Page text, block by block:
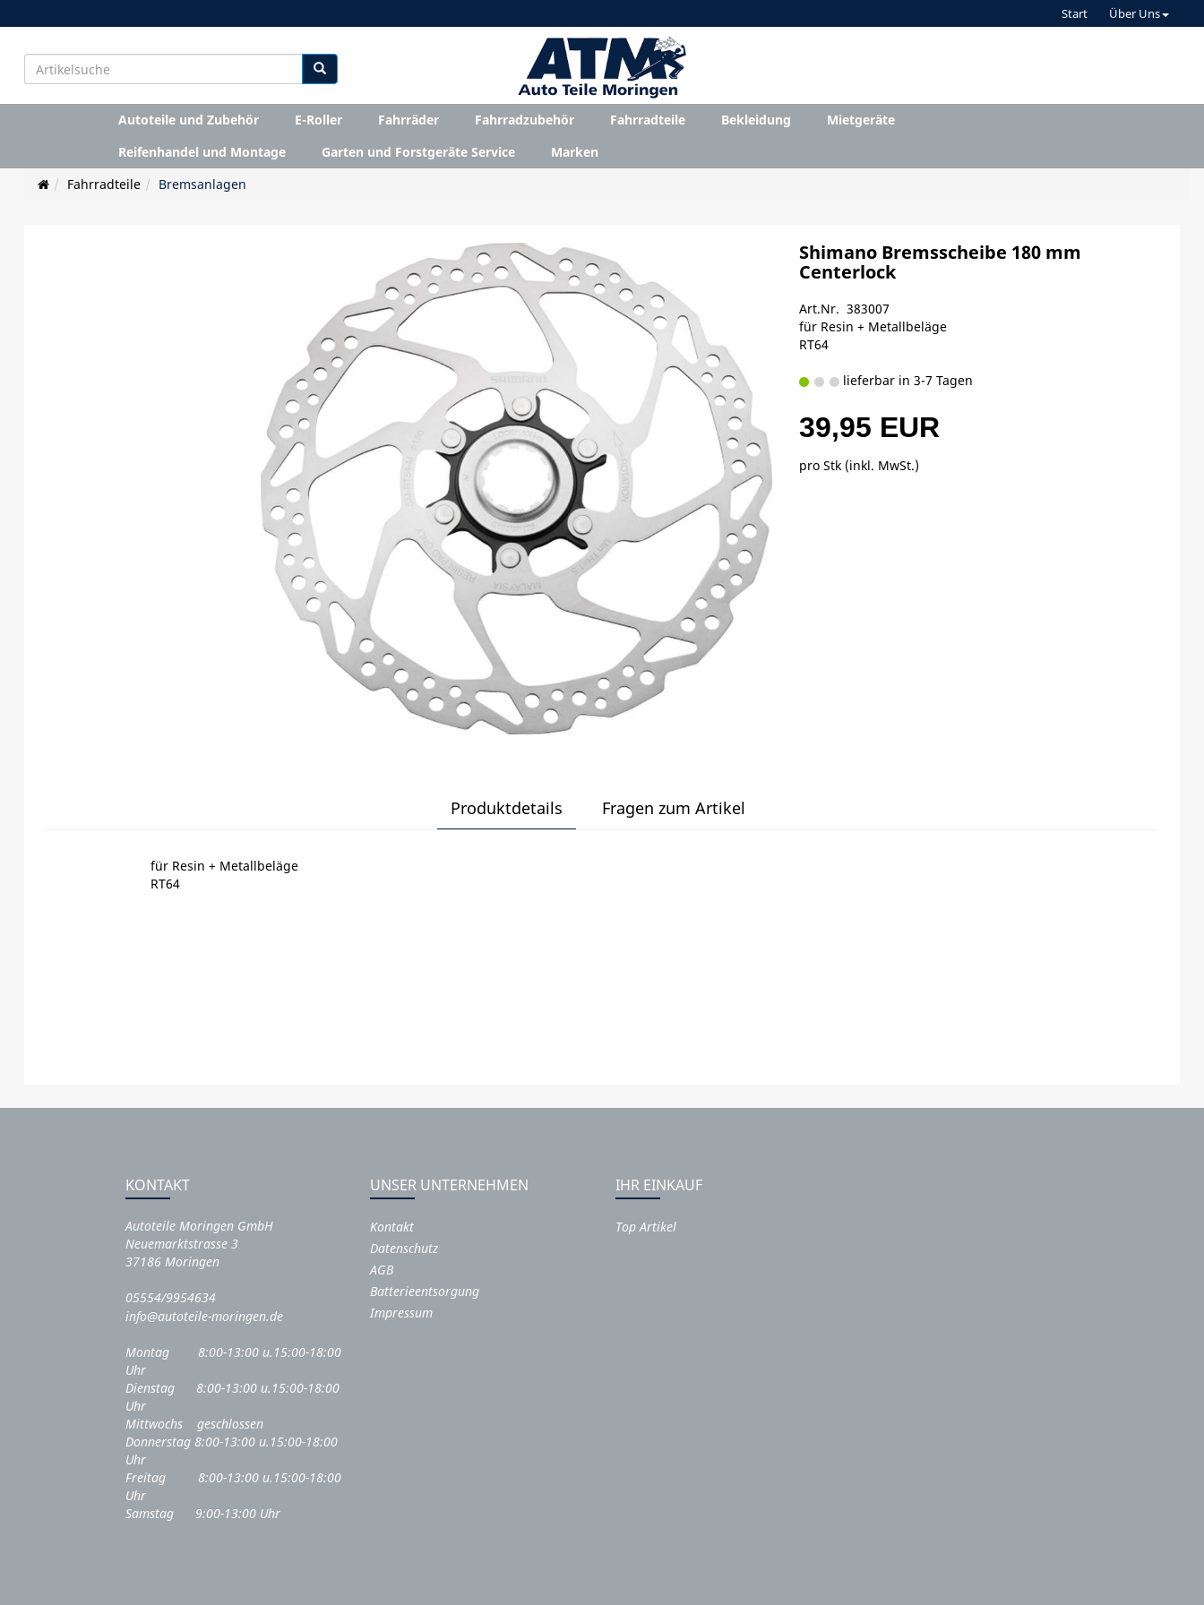
Start Über Uns
Autoteile und Zubehör E-Roller Fahrräder Fahrradzubehör Fahrradteile Bekleidung
Mietgeräte
Reifenhandel und Montage
Garten und Forstgeräte Service
Marken
Fahrradteile
Bremsanlagen
Shimano Bremsscheibe 180 mm
Centerlock
Art.Nr. 383007
für Resin + Metallbeläge
RT64
lieferbar in 3-7 Tagen
39,95 EUR
pro Stk (inkl. MwSt.)
Produktdetails Fragen zum Artikel
für Resin + Metallbeläge
RT64
KONTAKT
Autoteile Moringen GmbH
Neuemarktstrasse 3
37186 Moringen
05554/9954634
info@autoteile-moringen.de
Montag 8:00-13:00 u.15:00-18:00
Uhr
Dienstag 8:00-13:00 u.15:00-18:00
Uhr
Mittwochs geschlossen
Donnerstag 8:00-13:00 u.15:00-18:00
Uhr
Freitag 8:00-13:00 u.15:00-18:00
Uhr
Samstag 9:00-13:00 Uhr
UNSER UNTERNEHMEN
Kontakt
Datenschutz
AGB
Batterieentsorgung
Impressum
IHR EINKAUF
Top Artikel